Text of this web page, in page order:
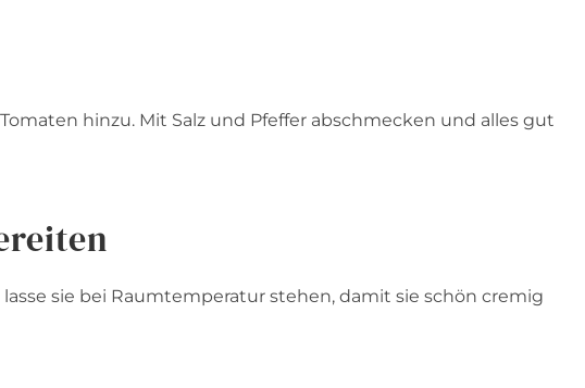
hinzu. Mit Salz und Pfeffer abschmecken und alles gut
sie bei Raumtemperatur stehen, damit sie schön cremig